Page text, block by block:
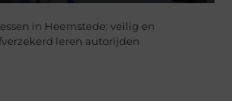
in Heemstede: veilig en
leren autorijden